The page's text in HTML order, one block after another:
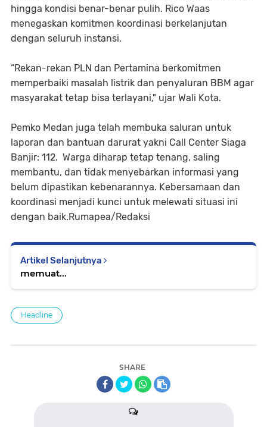
hingga kondisi benar-benar pulih. Rico Waas
menegaskan komitmen koordinasi berkelanjutan
dengan seluruh instansi.
“Rekan-rekan PLN dan Pertamina berkomitmen
memperbaiki masalah listrik dan penyaluran BBM agar
masyarakat tetap bisa terlayani," ujar Wali Kota.
Pemko Medan juga telah membuka saluran untuk
laporan dan bantuan darurat yakni Call Center Siaga
Banjir: 112. Warga diharap tetap tenang, saling
membantu, dan tidak menyebarkan informasi yang
belum dipastikan kebenarannya. Kebersamaan dan
koordinasi menjadi kunci untuk melewati situasi ini
dengan baik.Rumapea/Redaksi
Artikel Selanjutnya
memuat...
Headline
SHARE